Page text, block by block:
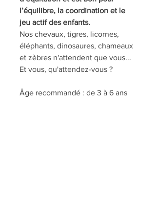
l’équilibre, la coordination et le
jeu actif des enfants.
Nos chevaux, tigres, licornes,
éléphants, dinosaures, chameaux
et zèbres n'attendent que vous...
Et vous, qu'attendez-vous ?
Âge recommandé : de 3 à 6 ans